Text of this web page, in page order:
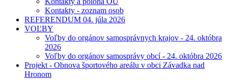
Kontakty - zoznam osob
REFERENDUM 04. júla 2026
VOĽBY
Voľby do orgánov samosprávnych krajov - 24. októbra
2026
Voľby do orgánov samosprávy obcí - 24. októbra 2026
Projekt - Obnova športového areálu v obci Závadka nad
Hronom